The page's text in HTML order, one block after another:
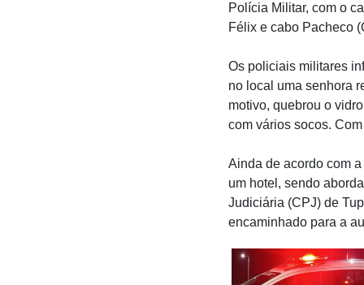
Polícia Militar, com o
Félix e cabo Pacheco
Os policiais militares
no local uma senhora
motivo, quebrou o
com vários socos.
Ainda de acordo com
um hotel, sendo
Judiciária (CPJ) de
encaminhado para a